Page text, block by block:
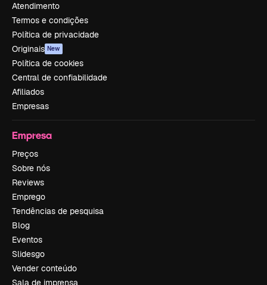
Atendimento
Termos e condições
Política de privacidade
Originais New
Política de cookies
Central de confiabilidade
Afiliados
Empresas
Empresa
Preços
Sobre nós
Reviews
Emprego
Tendências de pesquisa
Blog
Eventos
Slidesgo
Vender conteúdo
Sala de imprensa